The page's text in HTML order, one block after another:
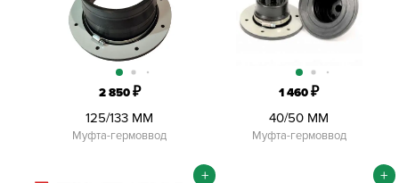
2 850₽
125/133 ММ
Муфта-гермоввод
1 460₽
40/50 ММ
Муфта-гермоввод
+ +